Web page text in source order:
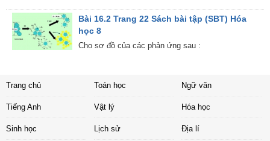
Bài 16.2 Trang 22 Sách bài tập (SBT) Hóa
học 8
Cho sơ đồ của các phản ứng sau :
Trang chủ Toán học Ngữ văn
Tiếng Anh Vật lý Hóa học
Sinh học Lịch sử Địa lí